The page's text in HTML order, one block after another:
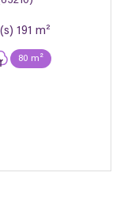
Maison 10 pièce(s) 5 chambre(s) 191 m²
80 m²